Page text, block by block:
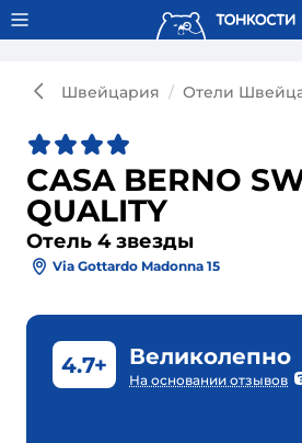
Тонкости используют сookie-файлы.
Швейцария Отели
CASA BERNO
QUALITY
Отель 4 звезды
Via Gottardo Madonna 15
4.7+ Великолепно
На основании отзывов